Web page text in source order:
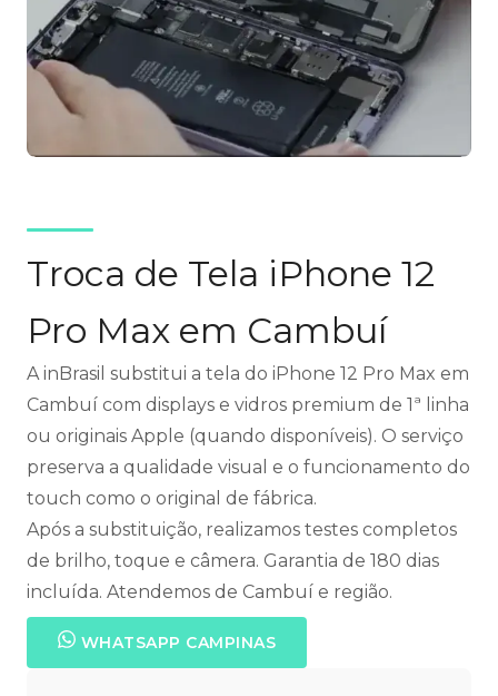
Troca de Tela iPhone 12
Pro Max em Cambuí
A inBrasil substitui a tela do iPhone 12 Pro Max em
Cambuí com displays e vidros premium de 1ª linha
ou originais Apple (quando disponíveis). O serviço
preserva a qualidade visual e o funcionamento do
touch como o original de fábrica.
Após a substituição, realizamos testes completos
de brilho, toque e câmera. Garantia de 180 dias
incluída. Atendemos de Cambuí e região.
WHATSAPP CAMPINAS